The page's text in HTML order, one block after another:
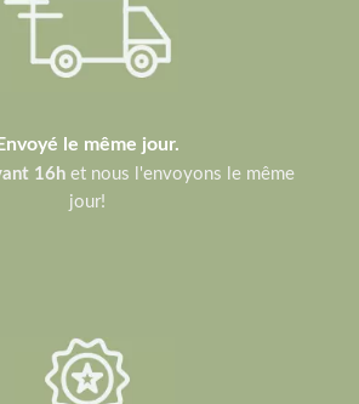
Envoyé le même jour.
16h et nous l'envoyons le même
jour!